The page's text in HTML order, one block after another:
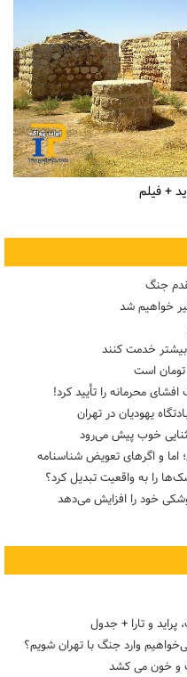
+ فیلم
جنگ
خواهیم شد
بیشتر خدمت کنند
محرمانه را تأیید کرد!
خوب پیش می‌رود
اما و اگرهای تعویض شناسنامه
را به واقعیت تبدیل کرد؟
خود را افزایش می‌دهد
و تارا + جدول
وارد جنگ با تهران شویم؟
و خون می کشد